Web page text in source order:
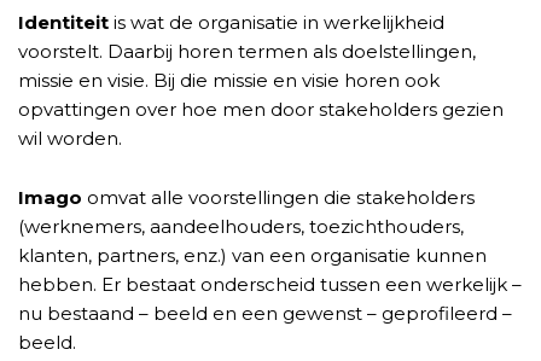
Identiteit is wat de organisatie in werkelijkheid
voorstelt. Daarbij horen termen als doelstellingen,
missie en visie. Bij die missie en visie horen ook
opvattingen over hoe men door stakeholders gezien
wil worden.
Imago omvat alle voorstellingen die stakeholders
(werknemers, aandeelhouders, toezichthouders,
klanten, partners, enz.) van een organisatie kunnen
hebben. Er bestaat onderscheid tussen een werkelijk –
nu bestaand – beeld en een gewenst – geprofileerd –
beeld.